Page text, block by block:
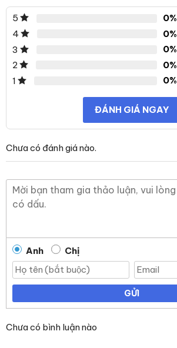
5 0%
4
0%
3
0%
2
0%
1
0%
ĐÁNH GIÁ NGAY
Chưa có đánh giá nào.
Anh Chị
GỬI
Chưa có bình luận nào